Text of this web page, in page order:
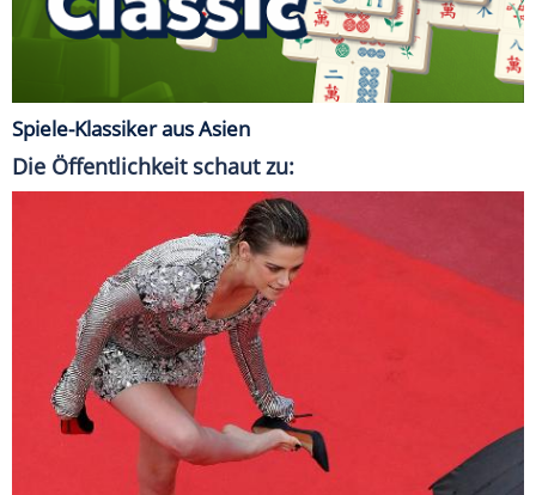
Spiele-Klassiker aus Asien
Die Öffentlichkeit schaut zu: